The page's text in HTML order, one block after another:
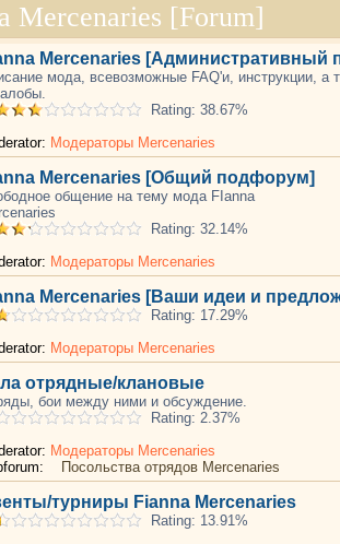
Mercenaries [Forum]
Mercenaries [Административный
мода, всевозможные FAQ'и, инструкции, а
Rating: 38.67%
Модераторы Mercenaries
Mercenaries [Общий подфорум]
общение на тему мода FIanna
Rating: 32.14%
Модераторы Mercenaries
Mercenaries [Ваши идеи и
Rating: 17.29%
Модераторы Mercenaries
отрядные/клановые
бои между ними и обсуждение.
Rating: 2.37%
Модераторы Mercenaries
Посольства отрядов Mercenaries
турниры Fianna Mercenaries
Rating: 13.91%